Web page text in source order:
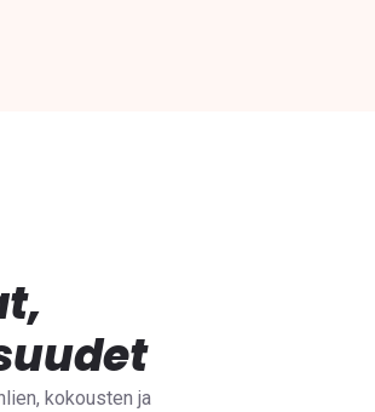
kokousten ja